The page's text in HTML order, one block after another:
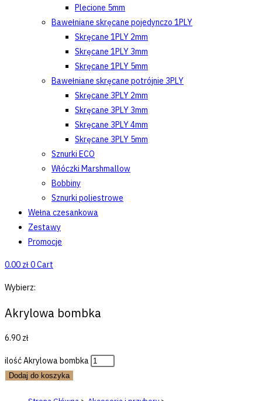
Plecione 5mm
Bawełniane skręcane pojedynczo 1PLY
Skręcane 1PLY 2mm
Skręcane 1PLY 3mm
Skręcane 1PLY 5mm
Bawełniane skręcane potrójnie 3PLY
Skręcane 3PLY 2mm
Skręcane 3PLY 3mm
Skręcane 3PLY 4mm
Skręcane 3PLY 5mm
Sznurki ECO
Włóczki Marshmallow
Bobbiny
Sznurki poliestrowe
Wełna czesankowa
Zestawy
Promocje
0.00 zł0Cart
Wybierz:
Akrylowa bombka
6.90 zł
ilość Akrylowa bombka
Dodaj do koszyka